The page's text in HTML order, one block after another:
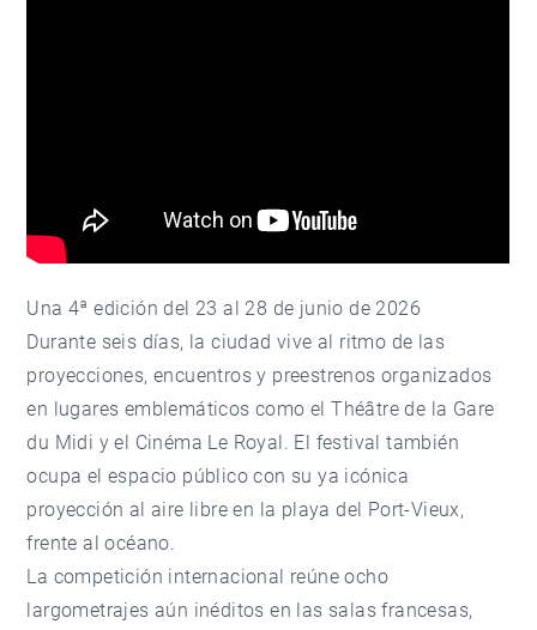
Una 4ª edición del 23 al 28 de junio de 2026
Durante seis días, la ciudad vive al ritmo de las
proyecciones, encuentros y preestrenos organizados
en lugares emblemáticos como el Théâtre de la Gare
du Midi y el Cinéma Le Royal. El festival también
ocupa el espacio público con su ya icónica
proyección al aire libre en la playa del Port-Vieux,
frente al océano.
La competición internacional reúne ocho
largometrajes aún inéditos en las salas francesas,